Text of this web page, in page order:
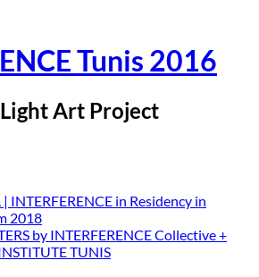
Tunis 2016
Art Project
INTERFERENCE in Residency in
2018
by INTERFERENCE Collective +
TUNIS